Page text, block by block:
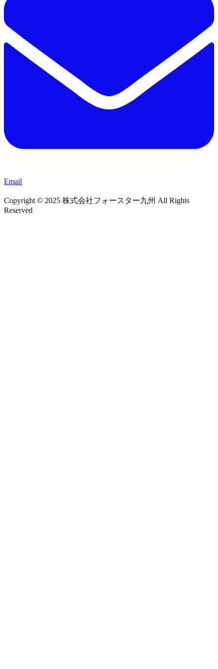
Email
Copyright © 2025 株式会社フォースター九州 All Rights
Reserved